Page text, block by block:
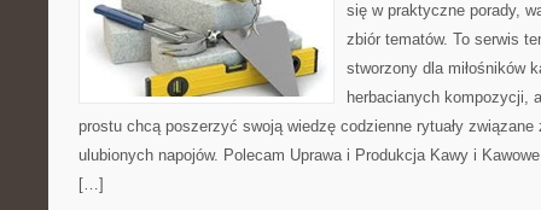
się w praktyczne porady,
zbiór tematów. To serwis
stworzony dla miłośników
herbacianych kompozycji,
prostu chcą poszerzyć swoją wiedzę codzienne rytuały związane
ulubionych napojów. Polecam Uprawa i Produkcja Kawy i
[…]